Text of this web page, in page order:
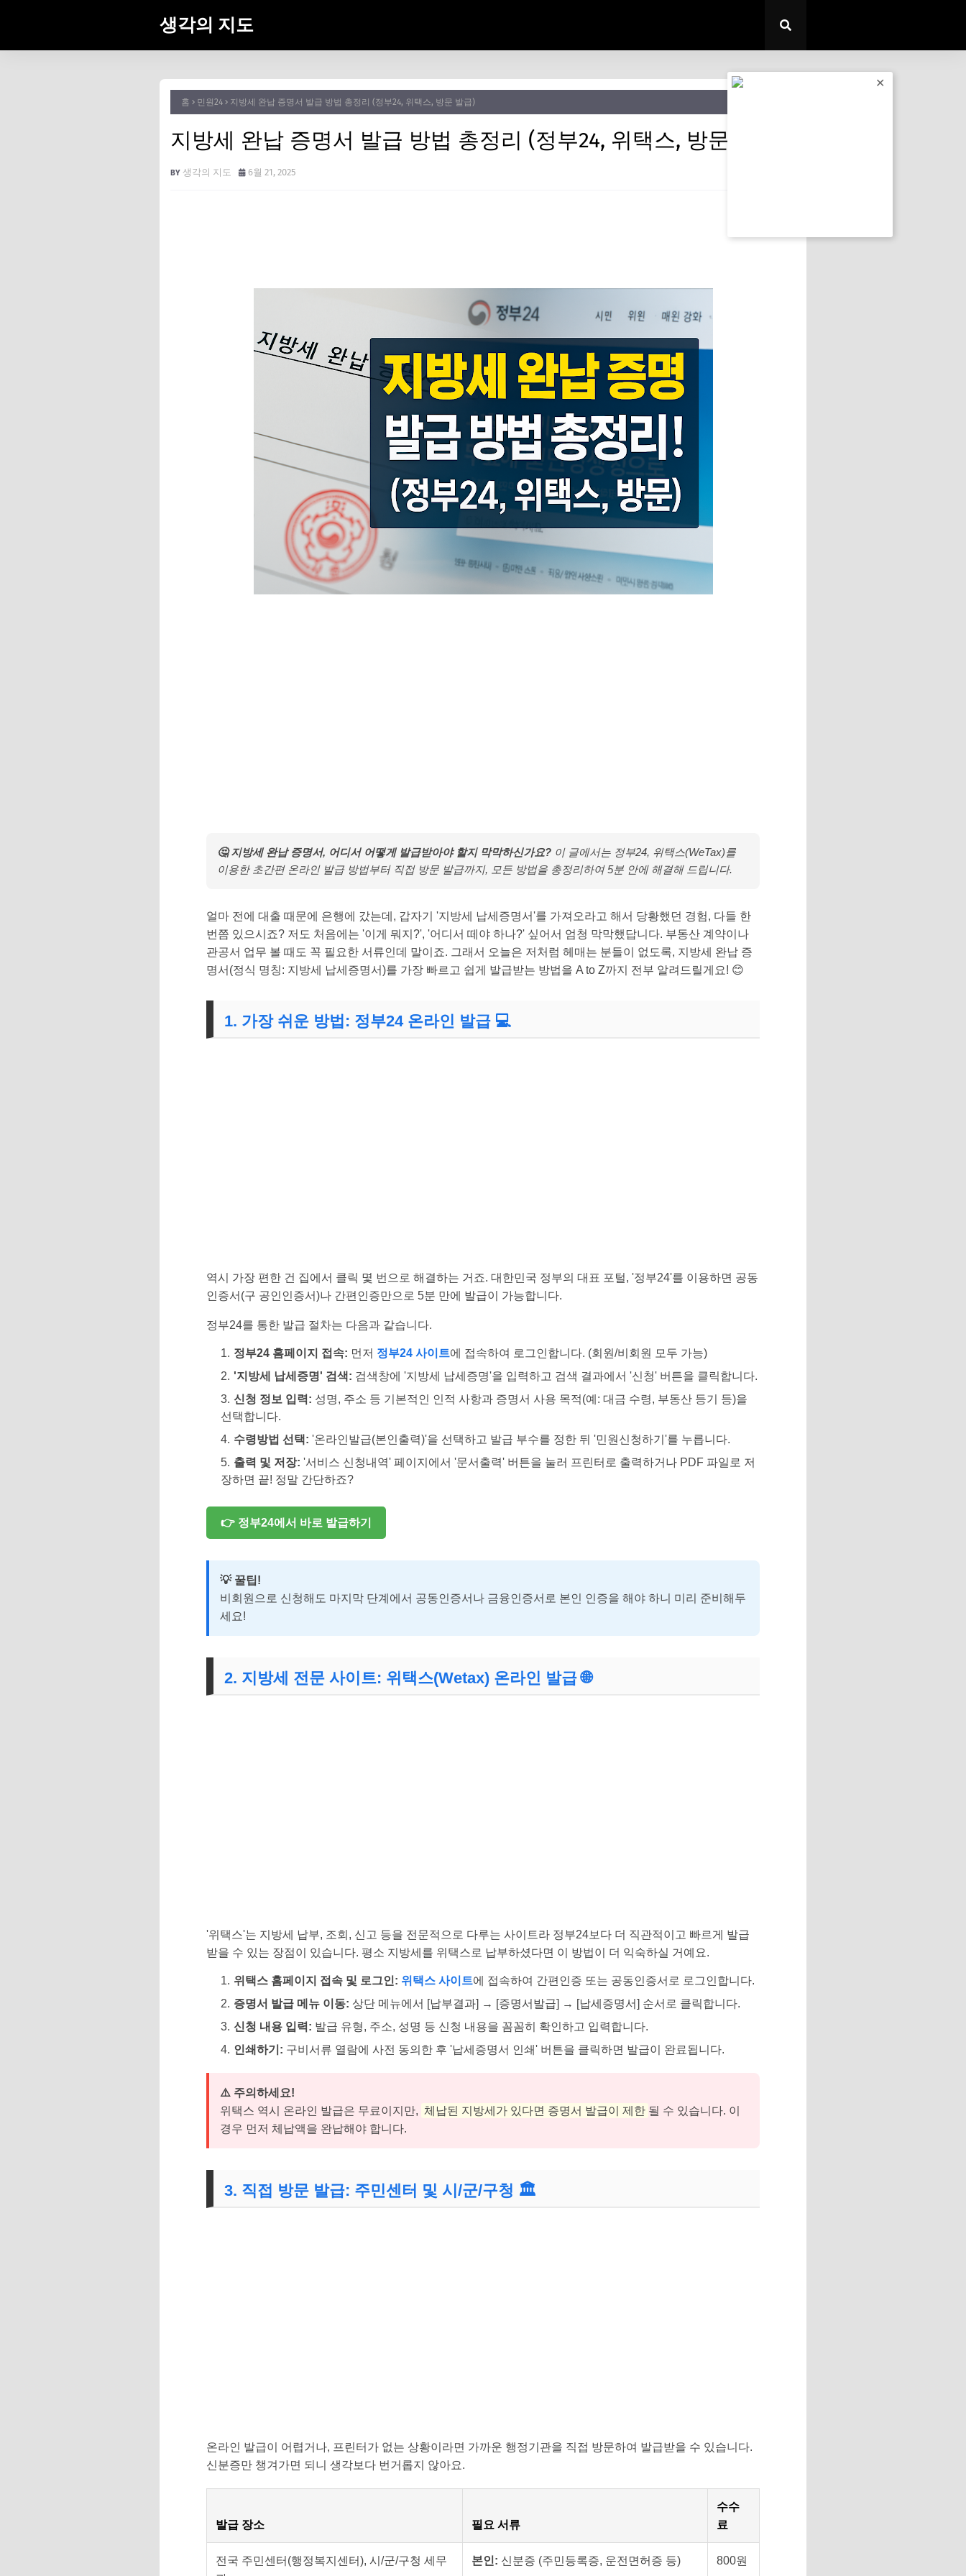
생각의 지도
홈 민원24 지방세 완납 증명서 발급 방법 총정리 (정부24, 위택스, 방문 발급)
지방세 완납 증명서 발급 방법 총정리 (정부24, 위택스, 방문 발급)
생각의 지도 6월 21, 2025
🤔 지방세 완납 증명서, 어디서 어떻게 발급받아야 할지 막막하신가요? 이 글에서는 정부24, 위택스(WeTax)를
이용한 초간편 온라인 발급 방법부터 직접 방문 발급까지, 모든 방법을 총정리하여 5분 안에 해결해 드립니다.
얼마 전에 대출 때문에 은행에 갔는데, 갑자기 '지방세 납세증명서'를 가져오라고 해서 당황했던 경험, 다들 한
번쯤 있으시죠? 저도 처음에는 '이게 뭐지?', '어디서 떼야 하나?' 싶어서 엄청 막막했답니다. 부동산 계약이나
관공서 업무 볼 때도 꼭 필요한 서류인데 말이죠. 그래서 오늘은 저처럼 헤매는 분들이 없도록, 지방세 완납 증
명서(정식 명칭: 지방세 납세증명서)를 가장 빠르고 쉽게 발급받는 방법을 A to Z까지 전부 알려드릴게요! 😊
1. 가장 쉬운 방법: 정부24 온라인 발급 💻
역시 가장 편한 건 집에서 클릭 몇 번으로 해결하는 거죠. 대한민국 정부의 대표 포털, '정부24'를 이용하면 공동
인증서(구 공인인증서)나 간편인증만으로 5분 만에 발급이 가능합니다.
정부24를 통한 발급 절차는 다음과 같습니다.
정부24 홈페이지 접속: 먼저 정부24 사이트에 접속하여 로그인합니다. (회원/비회원 모두 가능)
'지방세 납세증명' 검색: 검색창에 '지방세 납세증명'을 입력하고 검색 결과에서 '신청' 버튼을 클릭합니다.
신청 정보 입력: 성명, 주소 등 기본적인 인적 사항과 증명서 사용 목적(예: 대금 수령, 부동산 등기 등)을
선택합니다.
수령방법 선택: '온라인발급(본인출력)'을 선택하고 발급 부수를 정한 뒤 '민원신청하기'를 누릅니다.
출력 및 저장: '서비스 신청내역' 페이지에서 '문서출력' 버튼을 눌러 프린터로 출력하거나 PDF 파일로 저
장하면 끝! 정말 간단하죠?
👉 정부24에서 바로 발급하기
💡 꿀팁!
비회원으로 신청해도 마지막 단계에서 공동인증서나 금융인증서로 본인 인증을 해야 하니 미리 준비해두
세요!
2. 지방세 전문 사이트: 위택스(Wetax) 온라인 발급 🌐
'위택스'는 지방세 납부, 조회, 신고 등을 전문적으로 다루는 사이트라 정부24보다 더 직관적이고 빠르게 발급
받을 수 있는 장점이 있습니다. 평소 지방세를 위택스로 납부하셨다면 이 방법이 더 익숙하실 거예요.
위택스 홈페이지 접속 및 로그인: 위택스 사이트에 접속하여 간편인증 또는 공동인증서로 로그인합니다.
증명서 발급 메뉴 이동: 상단 메뉴에서 [납부결과] → [증명서발급] → [납세증명서] 순서로 클릭합니다.
신청 내용 입력: 발급 유형, 주소, 성명 등 신청 내용을 꼼꼼히 확인하고 입력합니다.
인쇄하기: 구비서류 열람에 사전 동의한 후 '납세증명서 인쇄' 버튼을 클릭하면 발급이 완료됩니다.
⚠️ 주의하세요!
위택스 역시 온라인 발급은 무료이지만, 체납된 지방세가 있다면 증명서 발급이 제한 될 수 있습니다. 이
경우 먼저 체납액을 완납해야 합니다.
3. 직접 방문 발급: 주민센터 및 시/군/구청 🏛️
온라인 발급이 어렵거나, 프린터가 없는 상황이라면 가까운 행정기관을 직접 방문하여 발급받을 수 있습니다.
신분증만 챙겨가면 되니 생각보다 번거롭지 않아요.
발급 장소 필요 서류
수수
료
전국 주민센터(행정복지센터), 시/군/구청 세무
본인: 신분증 (주민등록증, 운전면허증 등) 800원
✕